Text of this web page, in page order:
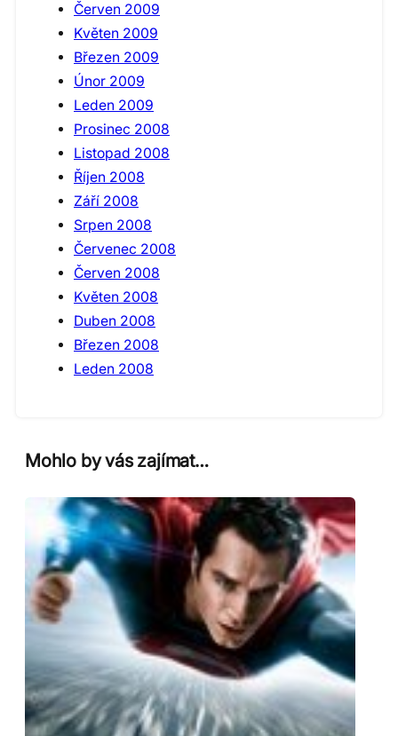
Červen 2009
Květen 2009
Březen 2009
Únor 2009
Leden 2009
Prosinec 2008
Listopad 2008
Říjen 2008
Září 2008
Srpen 2008
Červenec 2008
Červen 2008
Květen 2008
Duben 2008
Březen 2008
Leden 2008
Mohlo by vás zajímat…